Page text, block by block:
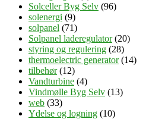
Solceller Byg Selv (96)
solenergi (9)
solpanel (71)
Solpanel laderegulator(20)
styring og regulering (28)
thermoelectric generator(14)
tilbehør(12)
Vandturbine (4)
Vindmølle Byg Selv (13)
web (33)
Ydelse og logning (10)